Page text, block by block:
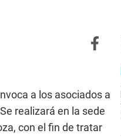
a los asociados a
realizará en la sede
con el fin de tratar